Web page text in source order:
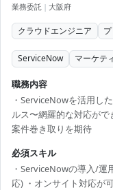
業務委託 | 大阪府
クラウドエンジニア
ServiceNow マーケテ
職務内容
・ServiceNowを活用し
ルス〜網羅的な対応が
案件巻き取りを期待
必須スキル
・ServiceNowの導入/
応) ・オンサイト対応が